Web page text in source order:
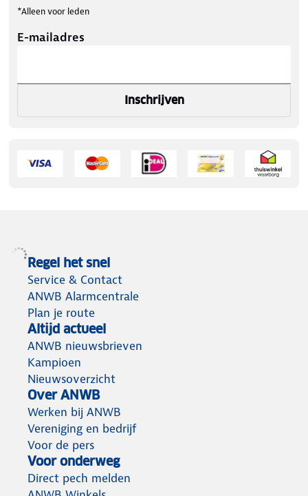
*Alleen voor leden
E-mailadres
Inschrijven
Regel het snel
Service & Contact
ANWB Alarmcentrale
Plan je route
Altijd actueel
ANWB nieuwsbrieven
Kampioen
Nieuwsoverzicht
Over ANWB
Werken bij ANWB
Vereniging en bedrijf
Voor de pers
Voor onderweg
Direct pech melden